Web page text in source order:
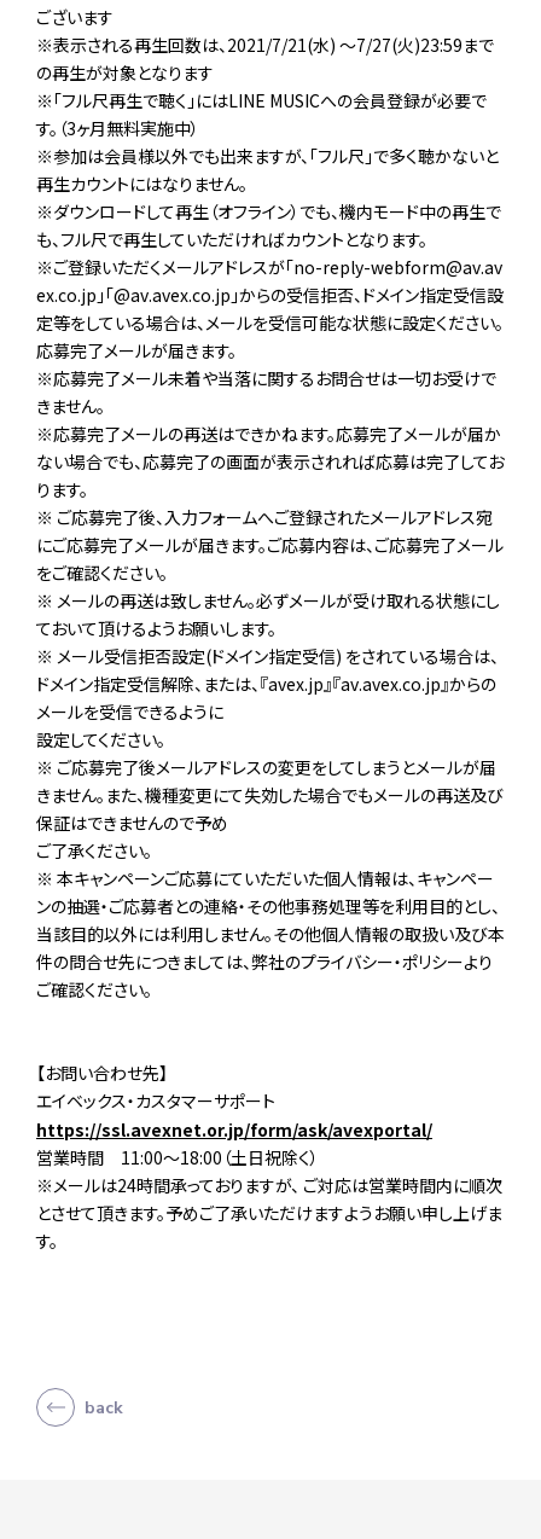
ございます
※表示される再生回数は、2021/7/21(水) ～7/27(火)23:59まで
の再生が対象となります
※「フル尺再生で聴く」にはLINE M­USICへの会員登録が必要で
す。（3ヶ月無料実施中）
※参加は会員様以外でも出来ますが、「フル尺」で多く聴かないと
再生カウントにはなりません。
※ダウンロードして再生（オフライン）でも、機内モード中の再生で
も、フル尺で再生していただければカウントとなります。
※ご登録いただくメールアドレスが「no-reply-webform@av.av
ex.co.jp」「@av.avex.co.jp」からの受信拒否、ドメイン指定受信設
定等をしている場合は、メールを受信可能な状態に設定ください。
応募完了メールが届きます。
※応募完了メール未着や当落に関するお問合せは一切お受けで
きません。
※応募完了メールの再送はできかねます。応募完了メールが届か
ない場合でも、応募完了の画面が表示されれば応募は完了してお
ります。
※ ご応募完了後、入力フォームへご登録されたメールアドレス宛
にご応募完了メールが届きます。ご応募内容は、ご応募完了メール
をご確認ください。
※ メールの再送は致しません。必ずメールが受け取れる状態にし
ておいて頂けるようお願いします。
※ メール受信拒否設定(ドメイン指定受信) をされている場合は、
ドメイン指定受信解除、または、『avex.jp』『av.avex.co.jp』からの
メールを受信できるように
設定してください。
※ ご応募完了後メールアドレスの変更をしてしまうとメールが届
きません。また、機種変更にて失効した場合でもメールの再送及び
保証はできませんので予め
ご了承ください。
※ 本キャンペーンご応募にていただいた個人情報は、キャンペー
ンの抽選・ご応募者との連絡・その他事務処理等を利用目的とし、
当該目的以外には利用しません。その他個人情報の取扱い及び本
件の問合せ先につきましては、弊社のプライバシー・ポリシーより
ご確認ください。
【お問い合わせ先】
エイベックス・カスタマーサポート
https://ssl.avexnet.or.jp/form/ask/avexportal/
営業時間 11:00～18:00（土日祝除く）
※メールは24時間承っておりますが、 ご対応は営業時間内に順次
とさせて頂きます。予めご了承いただけますようお願い申し上げま
す。
back